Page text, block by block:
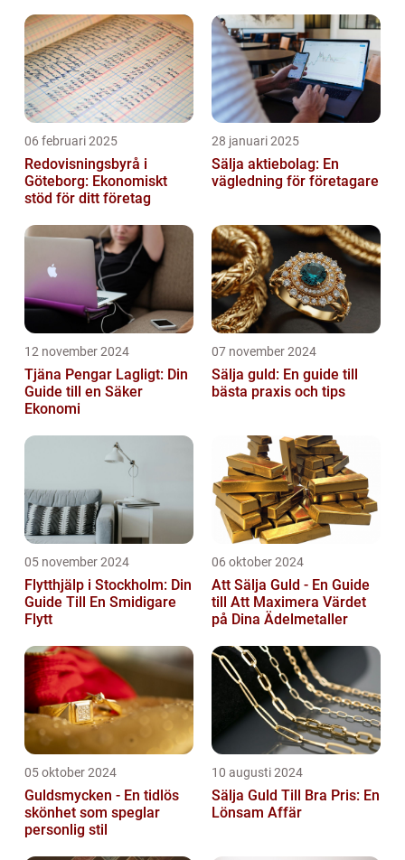
06 februari 2025
Redovisningsbyrå i
Göteborg: Ekonomiskt
stöd för ditt företag
28 januari 2025
Sälja aktiebolag: En
vägledning för företagare
12 november 2024
Tjäna Pengar Lagligt: Din
Guide till en Säker
Ekonomi
07 november 2024
Sälja guld: En guide till
bästa praxis och tips
05 november 2024
Flytthjälp i Stockholm: Din
Guide Till En Smidigare
Flytt
06 oktober 2024
Att Sälja Guld - En Guide
till Att Maximera Värdet
på Dina Ädelmetaller
05 oktober 2024
Guldsmycken - En tidlös
skönhet som speglar
personlig stil
10 augusti 2024
Sälja Guld Till Bra Pris: En
Lönsam Affär